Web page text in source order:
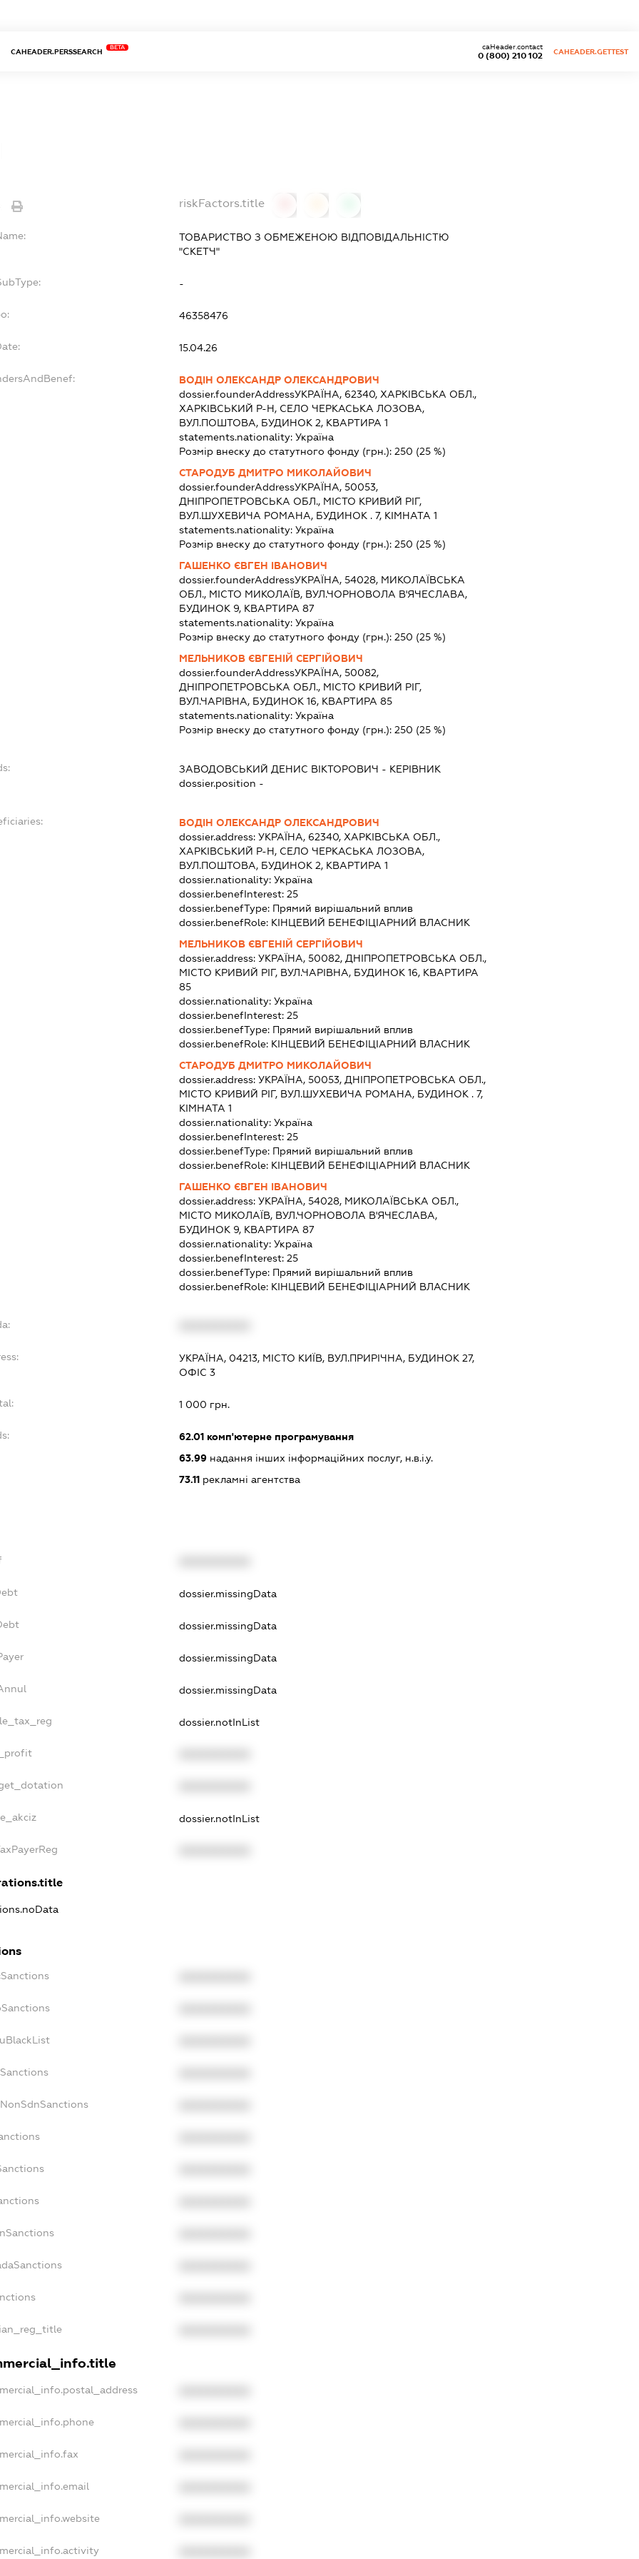
CAHEADER.PERSSEARCH
BETA
0 (800) 210 102
caHeader.contact
CAHEADER.GETTEST
riskFactors.title
ТОВАРИСТВО З ОБМЕЖЕНОЮ ВІДПОВІДАЛЬНІСТЮ
"СКЕТЧ"
-
46358476
15.04.26
ВОДІН ОЛЕКСАНДР ОЛЕКСАНДРОВИЧ
dossier.founderAddressУКРАЇНА, 62340, ХАРКІВСЬКА ОБЛ.,
ХАРКІВСЬКИЙ Р-Н, СЕЛО ЧЕРКАСЬКА ЛОЗОВА,
ВУЛ.ПОШТОВА, БУДИНОК 2, КВАРТИРА 1
statements.nationality:Україна
Розмір внеску до статутного фонду (грн.):250 (25 %)
СТАРОДУБ ДМИТРО МИКОЛАЙОВИЧ
dossier.founderAddressУКРАЇНА, 50053,
ДНІПРОПЕТРОВСЬКА ОБЛ., МІСТО КРИВИЙ РІГ,
ВУЛ.ШУХЕВИЧА РОМАНА, БУДИНОК . 7, КІМНАТА 1
statements.nationality:Україна
Розмір внеску до статутного фонду (грн.):250 (25 %)
ГАШЕНКО ЄВГЕН ІВАНОВИЧ
dossier.founderAddressУКРАЇНА, 54028, МИКОЛАЇВСЬКА
ОБЛ., МІСТО МИКОЛАЇВ, ВУЛ.ЧОРНОВОЛА В'ЯЧЕСЛАВА,
БУДИНОК 9, КВАРТИРА 87
statements.nationality:Україна
Розмір внеску до статутного фонду (грн.):250 (25 %)
МЕЛЬНИКОВ ЄВГЕНІЙ СЕРГІЙОВИЧ
dossier.founderAddressУКРАЇНА, 50082,
ДНІПРОПЕТРОВСЬКА ОБЛ., МІСТО КРИВИЙ РІГ,
ВУЛ.ЧАРІВНА, БУДИНОК 16, КВАРТИРА 85
statements.nationality:Україна
Розмір внеску до статутного фонду (грн.):250 (25 %)
ЗАВОДОВСЬКИЙ ДЕНИС ВІКТОРОВИЧ - КЕРІВНИК
dossier.position -
ВОДІН ОЛЕКСАНДР ОЛЕКСАНДРОВИЧ
dossier.address:УКРАЇНА, 62340, ХАРКІВСЬКА ОБЛ.,
ХАРКІВСЬКИЙ Р-Н, СЕЛО ЧЕРКАСЬКА ЛОЗОВА,
ВУЛ.ПОШТОВА, БУДИНОК 2, КВАРТИРА 1
dossier.nationality:Україна
dossier.benefInterest:25
dossier.benefType: Прямий вирішальний вплив
dossier.benefRole: КІНЦЕВИЙ БЕНЕФІЦІАРНИЙ ВЛАСНИК
МЕЛЬНИКОВ ЄВГЕНІЙ СЕРГІЙОВИЧ
dossier.address:УКРАЇНА, 50082, ДНІПРОПЕТРОВСЬКА ОБЛ.,
МІСТО КРИВИЙ РІГ, ВУЛ.ЧАРІВНА, БУДИНОК 16, КВАРТИРА
85
dossier.nationality:Україна
dossier.benefInterest:25
dossier.benefType: Прямий вирішальний вплив
dossier.benefRole: КІНЦЕВИЙ БЕНЕФІЦІАРНИЙ ВЛАСНИК
СТАРОДУБ ДМИТРО МИКОЛАЙОВИЧ
dossier.address:УКРАЇНА, 50053, ДНІПРОПЕТРОВСЬКА ОБЛ.,
МІСТО КРИВИЙ РІГ, ВУЛ.ШУХЕВИЧА РОМАНА, БУДИНОК . 7,
КІМНАТА 1
dossier.nationality:Україна
dossier.benefInterest:25
dossier.benefType: Прямий вирішальний вплив
dossier.benefRole: КІНЦЕВИЙ БЕНЕФІЦІАРНИЙ ВЛАСНИК
ГАШЕНКО ЄВГЕН ІВАНОВИЧ
dossier.address:УКРАЇНА, 54028, МИКОЛАЇВСЬКА ОБЛ.,
МІСТО МИКОЛАЇВ, ВУЛ.ЧОРНОВОЛА В'ЯЧЕСЛАВА,
БУДИНОК 9, КВАРТИРА 87
dossier.nationality:Україна
dossier.benefInterest:25
dossier.benefType: Прямий вирішальний вплив
dossier.benefRole: КІНЦЕВИЙ БЕНЕФІЦІАРНИЙ ВЛАСНИК
УКРАЇНА, 04213, МІСТО КИЇВ, ВУЛ.ПРИРІЧНА, БУДИНОК 27,
ОФІС 3
1 000 грн.
62.01 комп'ютерне програмування
63.99 надання інших інформаційних послуг, н.в.і.у.
73.11 рекламні агентства
dossier.missingData
dossier.missingData
dossier.missingData
dossier.missingData
dossier.notInList
dossier.notInList